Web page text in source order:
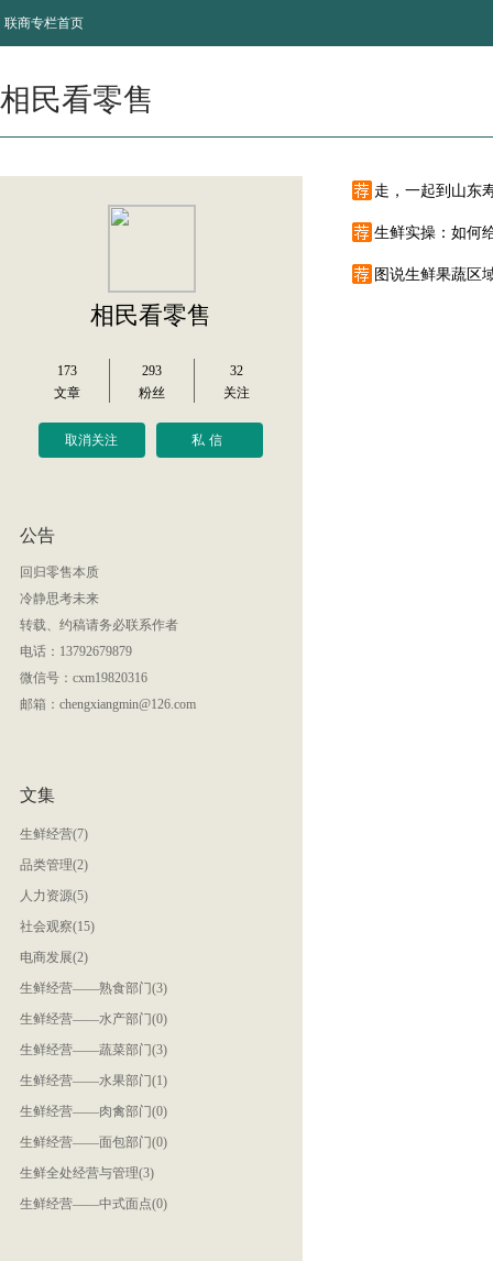
联商专栏首页
相民看零售
相民看零售
173
文章
293
粉丝
32
关注
取消关注 私信
公告
回归零售本质
冷静思考未来
转载、约稿请务必联系作者
电话：13792679879
微信号： cxm19820316
邮箱：chengxiangmin@126.com
文集
生鲜经营(7)
品类管理(2)
人力资源(5)
社会观察(15)
电商发展(2)
生鲜经营——熟食部门(3)
生鲜经营——水产部门(0)
生鲜经营——蔬菜部门(3)
生鲜经营——水果部门(1)
生鲜经营——肉禽部门(0)
生鲜经营——面包部门(0)
生鲜全处经营与管理(3)
生鲜经营——中式面点(0)
走，一起到山东
生鲜实操：如何
图说生鲜果蔬区